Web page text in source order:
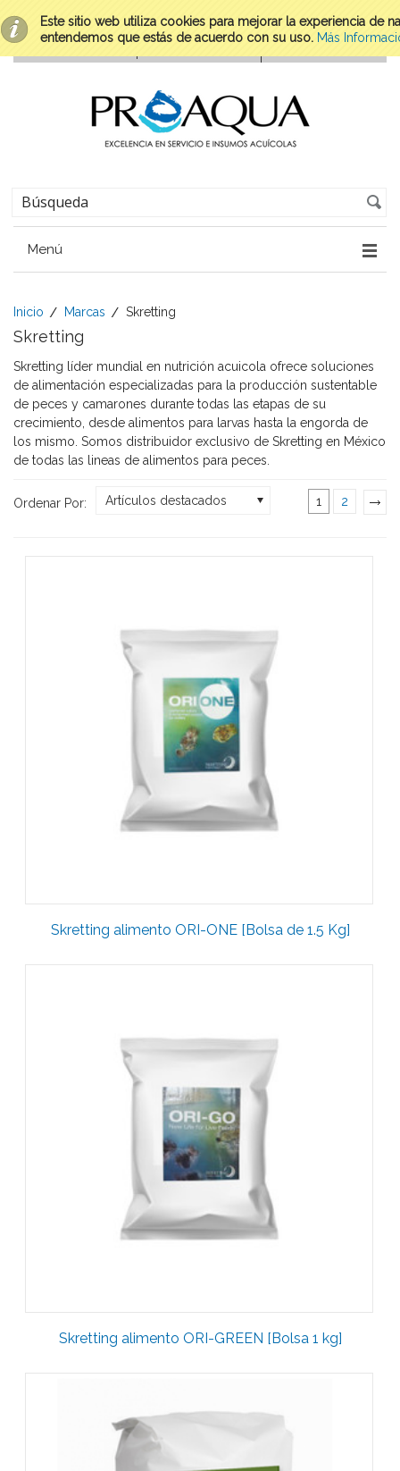
Este sitio web utiliza cookies para mejorar la experiencia de
entendemos que estás de acuerdo con su uso. Más
Menú
Inicio Marcas Skretting
Skretting
Skretting líder mundial en nutrición acuicola ofrece soluciones
de alimentación especializadas para la producción sustentable
de peces y camarones durante todas las etapas de su
crecimiento, desde alimentos para larvas hasta la engorda de
los mismo. Somos distribuidor exclusivo de Skretting en México
de todas las lineas de alimentos para peces.
Ordenar Por: Artículos destacados 1 2
Skretting alimento ORI-ONE [Bolsa de 1.5 Kg]
Skretting alimento ORI-GREEN [Bolsa 1 kg]